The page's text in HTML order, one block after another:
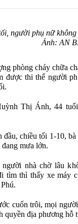
người phụ nữ
Ảnh: AN
phòng cháy chữa
được thi thể người
Thị Ánh, 44
đầu, chiều tối 1-10,
mưa lớn.
nhà chờ lâu
tìm thì thấy xe máy
cuốn trôi, mọi
quyền địa phương hỗ